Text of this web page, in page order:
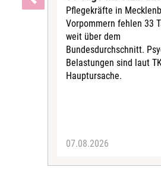
Pflegekräfte in
Vorpommern fehlen 33
weit über dem
Bundesdurchschnitt.
Belastungen sind laut
Hauptursache.
07.08.2026